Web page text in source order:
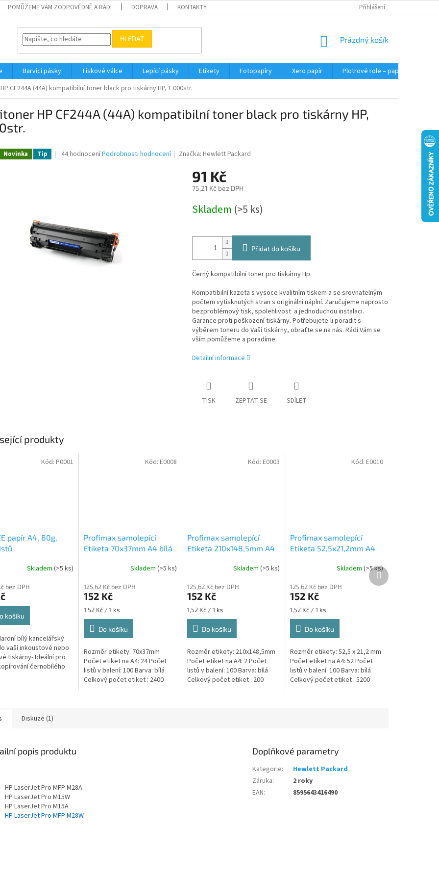
POMŮŽEME VÁM ZODPOVĚDNĚ A RÁDI DOPRAVA KONTAKTY Přihlášení
HLEDAT
NÁKUPNÍ
Prázdný košík
Barvící pásky Tiskové válce Lepící pásky Etikety Fotopapíry Xero papír
Plotrové role – papír do plotru
CF244A (44A) kompatibilní toner black pro tiskárny HP, 1.000str.
HP CF244A (44A) kompatibilní toner black pro tiskárny HP,
Novinka Tip
Průměrné
44 hodnoceníPodrobnosti hodnocení Značka:Hewlett Packard
91 Kč
75,21 Kč bez DPH
cena:
Skladem (>5 ks)
Přidat do košíku
Černý kompatibilní toner pro tiskárny Hp.
Kompatibilní kazeta s vysoce kvalitním tiskem a se srovnatelným
počtem vytisknutých stran s originální náplní. Zaručujeme naprosto
bezproblémový tisk, spolehlivost a jednoduchou instalaci.
Garance proti poškození tiskárny. Potřebujete-li poradit s
výběrem toneru do Vaší tiskárny, obraťte se na nás. Rádi Vám se
vším pomůžeme a poradíme.
Detailní informace
TISK ZEPTAT SE SDÍLET
produkty
papír A4, 80g,
Skladem (>5 ks)
bez DPH
košíku
bílý kancelářský
vaší inkoustové nebo
tiskárny- Ideální pro
černobílého
Kód: P0001
Profimax samolepící
Etiketa 70x37mm A4 bílá
Profimax samolepící
krabici
Skladem (>5 ks)
125,62 Kč bez DPH
152 Kč
Měrná
cena:
1,52 Kč / 1 ks
Do košíku
Rozměr etikety: 70x37mm
Počet etiket na A4: 24 Počet
listů v balení: 100 Barva: bílá
Celkový počet etiket : 2400
Kód: E0008
Profimax samolepící
Etiketa 210x148,5mm A4
Profimax samolepící
listů v krabici
Skladem(>5 ks)
125,62 Kč bez DPH
152 Kč
Měrná
cena:
1,52 Kč / 1 ks
Do košíku
Rozměr etikety: 210x148,5mm
Počet etiket na A4: 2 Počet
listů v balení: 100 Barva: bílá
Celkový počet etiket : 200
Kód:E0003
Profimax samolepící
Etiketa 52,5x21,2mm A4
Profimax samolepící
52,5x21,2mm bílé 100listů
v krabici
Skladem (>5 ks)
125,62 Kč bez DPH
152 Kč
Měrná
cena:
1,52 Kč / 1 ks
Do košíku
Rozměr etikety: 52,5 x 21,2 mm
Počet etiket na A4: 52 Počet
listů v balení: 100 Barva: bílá
Celkový počet etiket : 5200
Kód: E0010
Další
produkt
Diskuze (1)
popis produktu
HP LaserJet Pro MFP M28A
HP LaserJet Pro M15W
HP LaserJet Pro M15A
HP LaserJet Pro MFP M28W
Doplňkové parametry
Kategorie:
Hewlett Packard
Záruka:
2 roky
EAN: 8595643416490